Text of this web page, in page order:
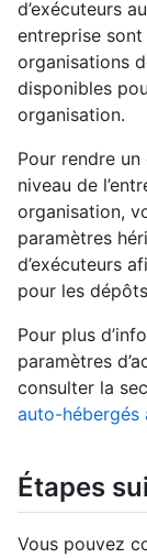
d’exécuteurs
entreprise
organisations
disponibles
organisation.
Pour rendre
niveau de
organisation,
paramètres
d’exécuteurs
pour les
Pour plus
paramètres
consulter la
auto-hébergés
Étapes
Vous pouvez